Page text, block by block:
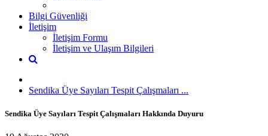
Bilgi Güvenliği
İletişim
İletişim Formu
İletişim ve Ulaşım Bilgileri
Sendika Üye Sayıları Tespit Çalışmaları ...
Sendika Üye Sayıları Tespit Çalışmaları Hakkında Duyuru